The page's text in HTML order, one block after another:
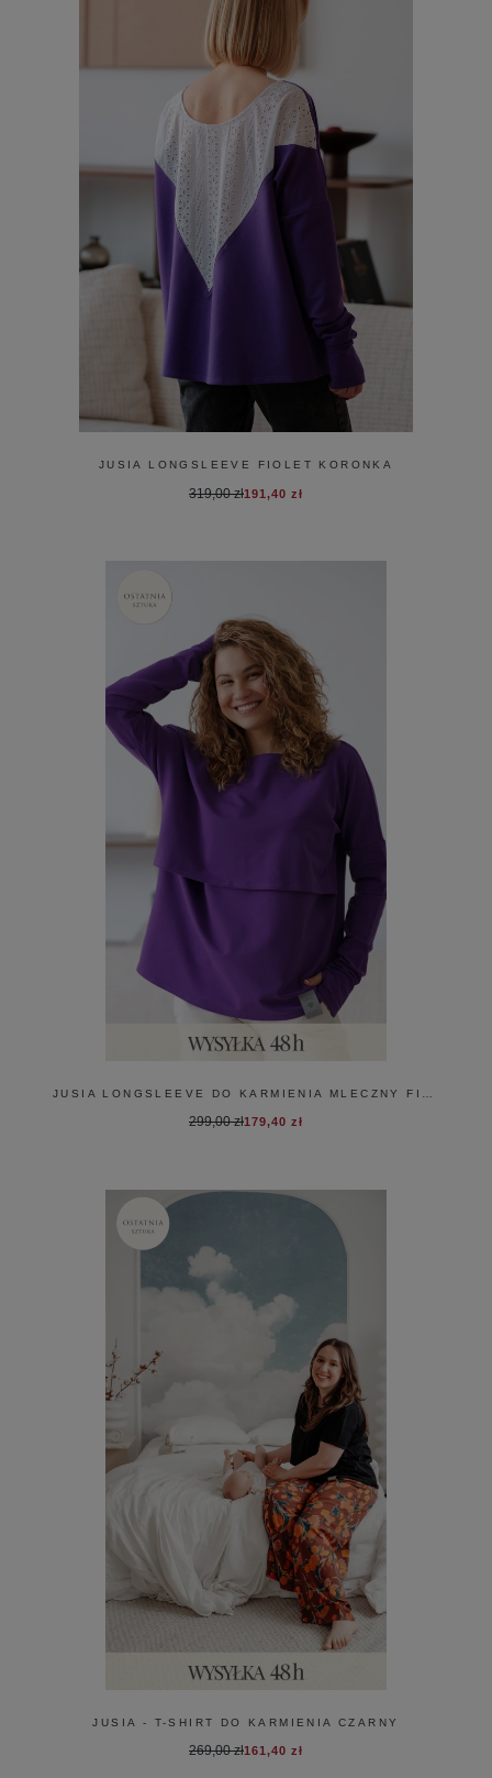
JUSIA LONGSLEEVE FIOLET KORONKA
191,40 zł
319,00 zł
179,40 zł
299,00 zł
JUSIA - T-SHIRT DO KARMIENIA CZARNY
161,40 zł
269,00 zł